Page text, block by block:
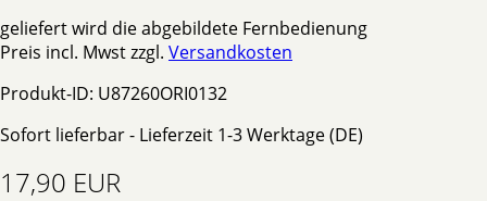
geliefert wird die abgebildete Fernbedienung
Preis incl. Mwst zzgl. Versandkosten
Produkt-ID: U87260ORI0132
Sofort lieferbar - Lieferzeit 1-3 Werktage (DE)
17,90 EUR